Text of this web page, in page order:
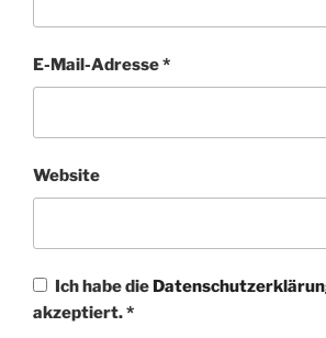
E-Mail-Adresse*
Website
Ich habe die
akzeptiert.*